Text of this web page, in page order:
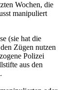
Wochen, die
manipuliert
(sie hat die
Zügen nutzen
Polizei
aus den